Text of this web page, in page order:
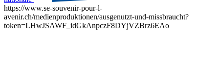
https://www.se-souvenir-pour-l-
avenir.ch/medienproduktionen/ausgenutzt-und-missbraucht?
token=LHwJSAWF_idGkAnpczF8DYjVZBrz6EAo